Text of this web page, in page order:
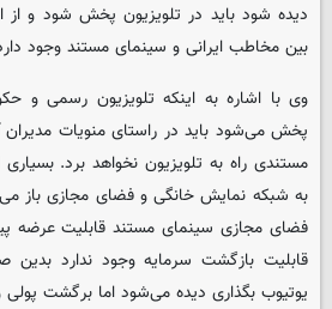
دیده شود باید در تلویزیون پخش شود و
بین مخاطب ایرانی و سینمای مستند وجود
وی با اشاره به اینکه تلویزیون رسمی و
پخش می‌شود باید در راستای منویات
مستندی راه به تلویزیون نخواهد برد.
به شبکه نمایش خانگی و فضای مجازی باز
فضای مجازی سینمای مستند قابلیت عرضه
قابلیت بازگشت سرمایه وجود ندارد
یوتیوب بگذاری دیده می‌شود اما برگشت پولی